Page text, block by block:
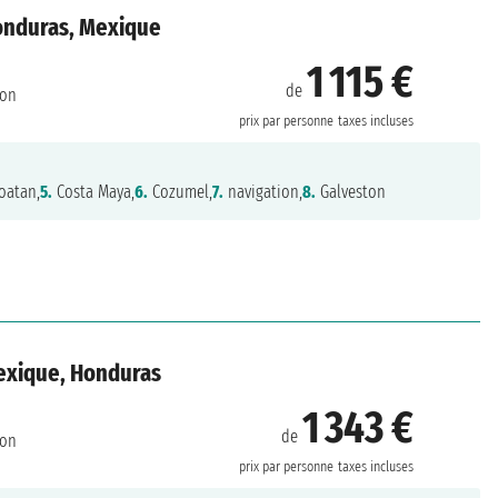
Mexique
de 1 115 €
prix par personne taxes incluses
5. Costa Maya,6. Cozumel,7. navigation,8. Galveston
Honduras
de 1 343 €
prix par personne taxes incluses